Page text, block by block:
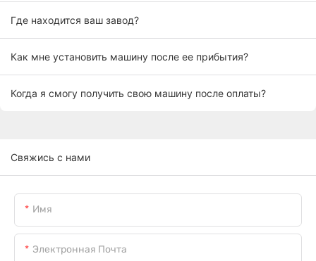
Где находится ваш завод?
Как мне установить машину после ее прибытия?
Когда я смогу получить свою машину после оплаты?
Свяжись с нами
Имя
Электронная Почта